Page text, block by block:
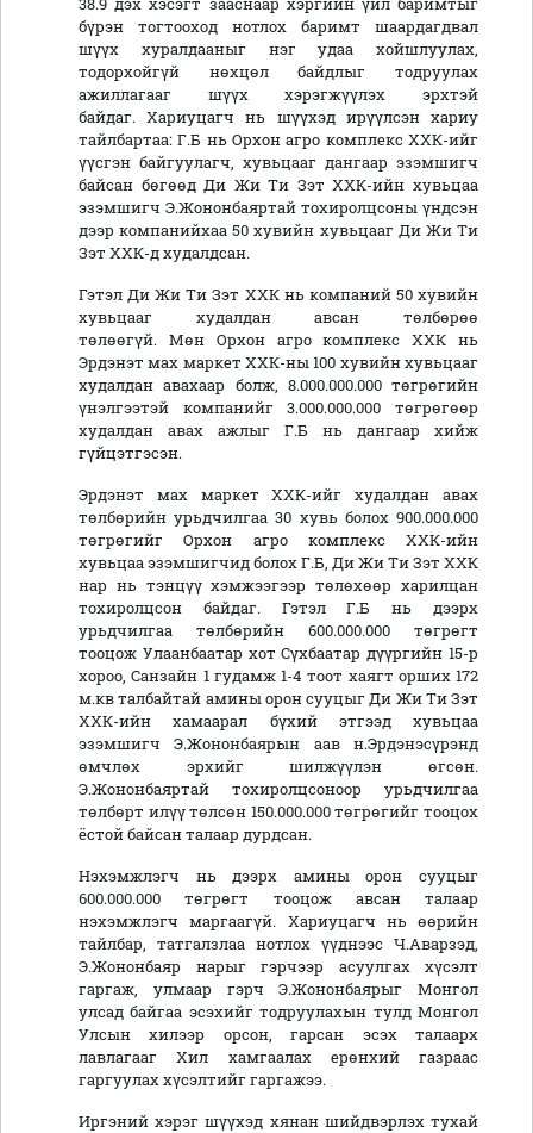
38.9 дэх хэсэгт зааснаар хэргийн үйл баримтыг
бүрэн тогтооход нотлох баримт шаардагдвал
шүүх хуралдааныг нэг удаа хойшлуулах,
тодорхойгүй нөхцөл байдлыг тодруулах
ажиллагааг шүүх хэрэгжүүлэх эрхтэй
байдаг. Хариуцагч нь шүүхэд ирүүлсэн хариу
тайлбартаа: Г.Б нь Орхон агро комплекс ХХК-ийг
үүсгэн байгуулагч, хувьцааг дангаар эзэмшигч
байсан бөгөөд Ди Жи Ти Зэт ХХК-ийн хувьцаа
эзэмшигч Э.Жононбаяртай тохиролцсоны үндсэн
дээр компанийхаа 50 хувийн хувьцааг Ди Жи Ти
Зэт ХХК-д худалдсан.
Гэтэл Ди Жи Ти Зэт ХХК нь компаний 50 хувийн
хувьцааг худалдан авсан төлбөрөө
төлөөгүй. Мөн Орхон агро комплекс ХХК нь
Эрдэнэт мах маркет ХХК-ны 100 хувийн хувьцааг
худалдан авахаар болж, 8.000.000.000 төгрөгийн
үнэлгээтэй компанийг 3.000.000.000 төгрөгөөр
худалдан авах ажлыг Г.Б нь дангаар хийж
гүйцэтгэсэн.
Эрдэнэт мах маркет ХХК-ийг худалдан авах
төлбөрийн урьдчилгаа 30 хувь болох 900.000.000
төгрөгийг Орхон агро комплекс ХХК-ийн
хувьцаа эзэмшигчид болох Г.Б, Ди Жи Ти Зэт ХХК
нар нь тэнцүү хэмжээгээр төлөхөөр харилцан
тохиролцсон байдаг. Гэтэл Г.Б нь дээрх
урьдчилгаа төлбөрийн 600.000.000 төгрөгт
тооцож Улаанбаатар хот Сүхбаатар дүүргийн 15-р
хороо, Санзайн 1 гудамж 1-4 тоот хаягт орших 172
м.кв талбайтай амины орон сууцыг Ди Жи Ти Зэт
ХХК-ийн хамаарал бүхий этгээд хувьцаа
эзэмшигч Э.Жононбаярын аав н.Эрдэнэсүрэнд
өмчлөх эрхийг шилжүүлэн өгсөн.
Э.Жононбаяртай тохиролцсоноор урьдчилгаа
төлбөрт илүү төлсөн 150.000.000 төгрөгийг тооцох
ёстой байсан талаар дурдсан.
Нэхэмжлэгч нь дээрх амины орон сууцыг
600.000.000 төгрөгт тооцож авсан талаар
нэхэмжлэгч маргаагүй. Хариуцагч нь өөрийн
тайлбар, татгалзлаа нотлох үүднээс Ч.Аварзэд,
Э.Жононбаяр нарыг гэрчээр асуулгах хүсэлт
гаргаж, улмаар гэрч Э.Жононбаярыг Монгол
улсад байгаа эсэхийг тодруулахын тулд Монгол
Улсын хилээр орсон, гарсан эсэх талаарх
лавлагааг Хил хамгаалах ерөнхий газраас
гаргуулах хүсэлтийг гаргажээ.
Иргэний хэрэг шүүхэд хянан шийдвэрлэх тухай